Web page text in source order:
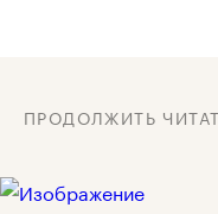
ПРОДОЛЖИТЬ